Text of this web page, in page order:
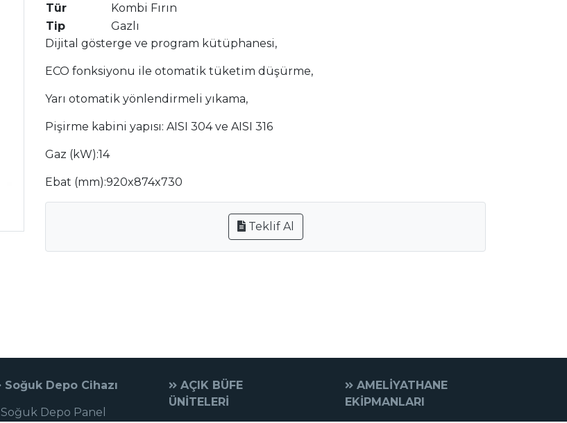
Tür
Kombi Fırın
Tip
Gazlı
Dijital gösterge ve program kütüphanesi,
ECO fonksiyonu ile otomatik tüketim düşürme,
Yarı otomatik yönlendirmeli yıkama,
Pişirme kabini yapısı: AISI 304 ve AISI 316
Gaz (kW):14
Ebat (mm):920x874x730
Teklif Al
Soğuk Depo Cihazı
Soğuk Depo Panel
AÇIK BÜFE
ÜNİTELERİ
AMELİYATHANE
EKİPMANLARI